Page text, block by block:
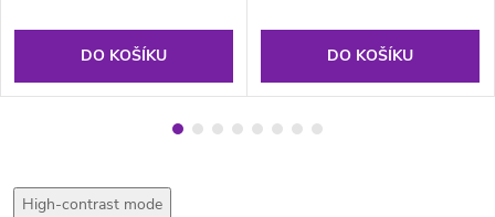
DO KOŠÍKU DO KOŠÍKU
High-contrast mode